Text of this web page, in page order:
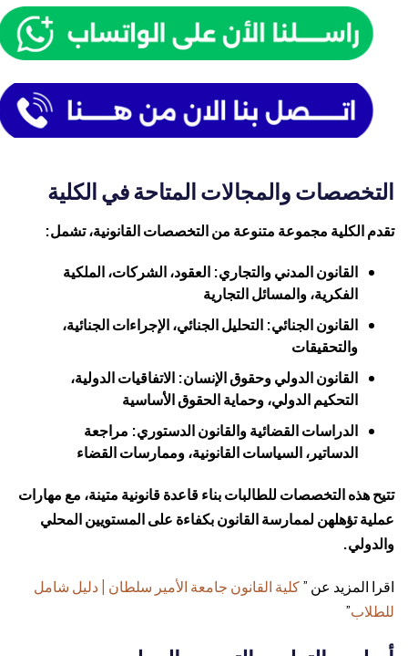
التخصصات والمجالات المتاحة في الكلية
تقدم الكلية مجموعة متنوعة من التخصصات القانونية، تشمل:
القانون المدني والتجاري: العقود، الشركات، الملكية
الفكرية، والمسائل التجارية
القانون الجنائي: التحليل الجنائي، الإجراءات الجنائية،
والتحقيقات
القانون الدولي وحقوق الإنسان: الاتفاقيات الدولية،
التحكيم الدولي، وحماية الحقوق الأساسية
الدراسات القضائية والقانون الدستوري: مراجعة
الدساتير، السياسات القانونية، وممارسات القضاء
تتيح هذه التخصصات للطالبات بناء قاعدة قانونية متينة، مع مهارات
عملية تؤهلهن لممارسة القانون بكفاءة على المستويين المحلي
والدولي.
اقرا المزيد عن ”كلية القانون جامعة الأمير سلطان | دليل شامل
للطلاب”